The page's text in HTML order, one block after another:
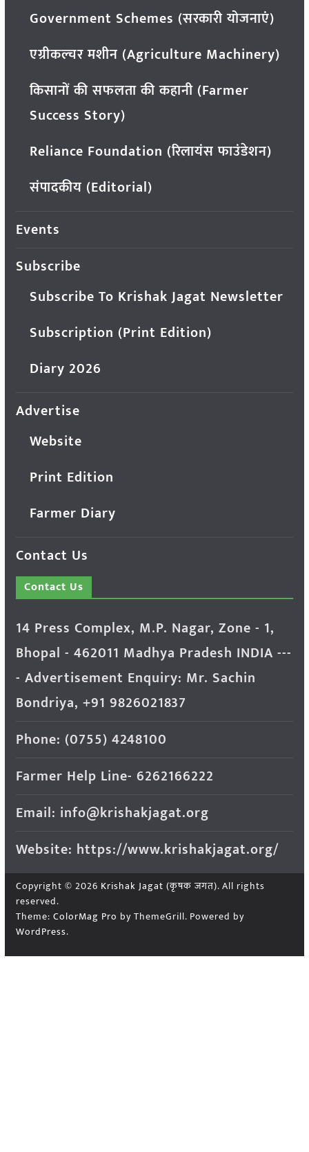
Government Schemes (सरकारी योजनाएं)
एग्रीकल्चर मशीन (Agriculture Machinery)
किसानों की सफलता की कहानी (Farmer
Success Story)
Reliance Foundation (रिलायंस फाउंडेशन)
संपादकीय (Editorial)
Events
Subscribe
Subscribe To Krishak Jagat Newsletter
Subscription (Print Edition)
Diary 2026
Advertise
Website
Print Edition
Farmer Diary
Contact Us
Contact Us
14 Press Complex, M.P. Nagar, Zone - 1,
Bhopal - 462011 Madhya Pradesh INDIA ---
- Advertisement Enquiry: Mr. Sachin
Bondriya, +91 9826021837
Phone: (0755) 4248100
Farmer Help Line- 6262166222
Email: info@krishakjagat.org
Website: https://www.krishakjagat.org/
Copyright © 2026 Krishak Jagat (कृषक जगत). All rights
reserved.
Theme: ColorMag Pro by ThemeGrill. Powered by
WordPress.